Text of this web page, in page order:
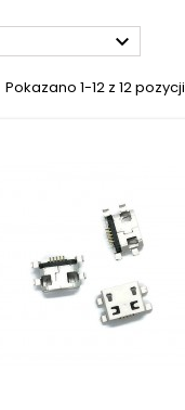

Pokazano 1-12 z 12 pozycji